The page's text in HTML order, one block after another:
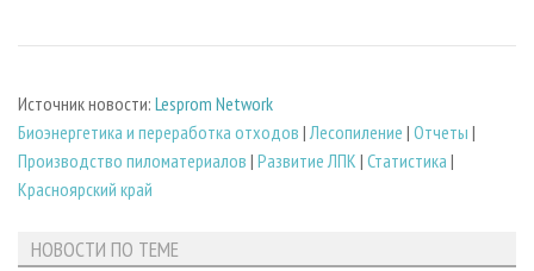
Источник новости: Lesprom Network
Биoэнергетика и переработка отходов |Лесопиление | Отчеты |
Производство пиломатериалов | Развитие ЛПК | Статистика |
Красноярский край
НОВОСТИ ПО ТЕМЕ